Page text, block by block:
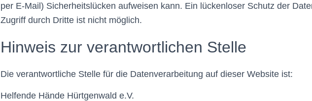
per E-Mail) Sicherheitslücken aufweisen kann. Ein lückenloser Schutz der
Zugriff durch Dritte ist nicht möglich.
Hinweis zur verantwortlichen Stelle
Die verantwortliche Stelle für die Datenverarbeitung auf dieser Website ist:
Helfende Hände Hürtgenwald e.V.